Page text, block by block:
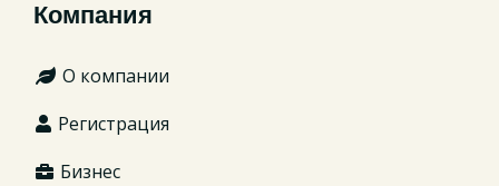
Компания
О компании
Регистрация
Бизнес